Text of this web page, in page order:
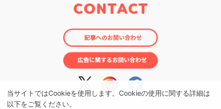
当サイトではCookieを使用します。Cookieの使用に関する詳細は
以下をご覧ください。